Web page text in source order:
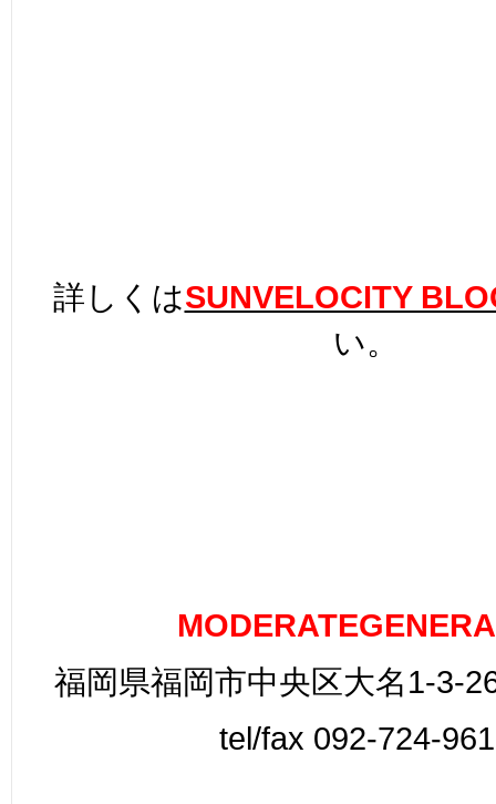
詳しくはSUNVELOCITY
い。
福岡県福岡市中央区大名1-3-
tel/fax 092-724-